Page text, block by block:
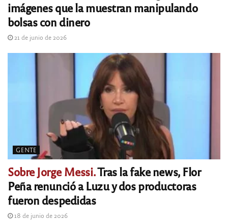
imágenes que la muestran manipulando
bolsas con dinero
21 de junio de 2026
GENTE
Sobre Jorge Messi.Tras la fake news, Flor
Peña renunció a Luzu y dos productoras
fueron despedidas
18 de junio de 2026